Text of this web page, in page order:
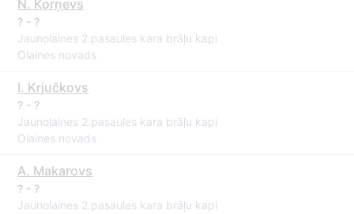
N. Korņevs
? - ?
Jaunolaines 2.pasaules kara brāļu kapi
Olaines novads
I. Krjučkovs
? - ?
Jaunolaines 2.pasaules kara brāļu kapi
Olaines novads
A. Makarovs
? - ?
Jaunolaines 2.pasaules kara brāļu kapi